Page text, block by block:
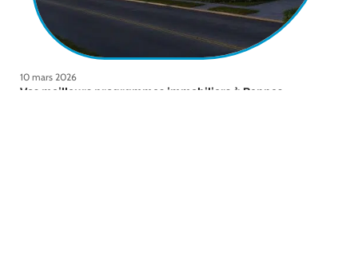
10 mars 2026
Vos meilleurs programmes immobiliers à Rennes